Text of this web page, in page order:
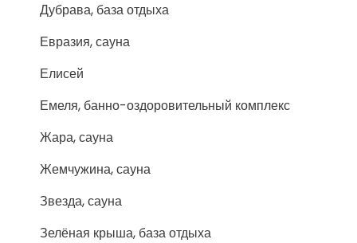
Дубрава, база отдыха
Евразия, сауна
Елисей
Емеля, банно-оздоровительный комплекс
Жара, сауна
Жемчужина, сауна
Звезда, сауна
Зелёная крыша, база отдыха